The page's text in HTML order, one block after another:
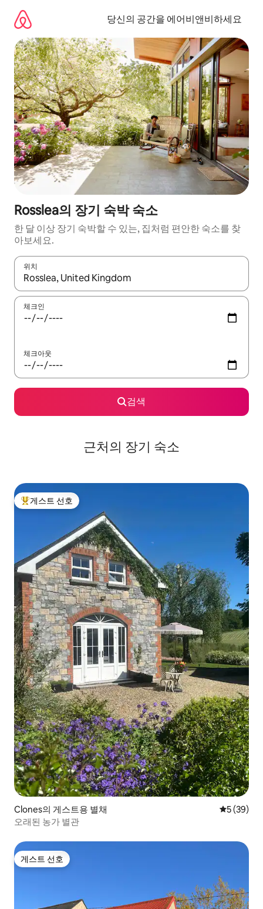
당신의 공간을 에어비앤비하세요
Rosslea의 장기 숙박 숙소
한 달 이상 장기 숙박할 수 있는, 집처럼 편안한 숙소를 찾
아보세요.
위치
결과가 나오면 위·아래 화살표 키를 사용하거나 터치 또는 스와이
체크인
체크아웃
검색
근처의 장기 숙소
상위 게스트 선호
게스트 선호
Clones의 게스트용 별채 평점 5점(5
5 (39)
오래된 농가 별관
게스트 선호
게스트 선호